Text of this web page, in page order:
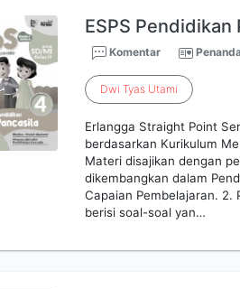
ESPS Pendidikan
Komentar
Dwi Tyas Utami
Erlangga Straight Point
berdasarkan Kurikulum
Materi disajikan dengan
dikembangkan dalam
Capaian Pembelajaran. 2.
berisi soal-soal yan…